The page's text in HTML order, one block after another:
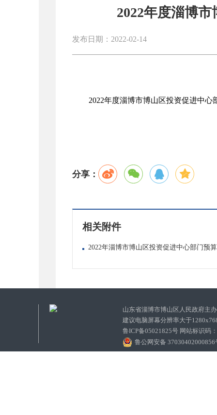
2022年度淄博
发布日期：2022-02-14
2022年度淄博市博山区投资促进中心
分享：
相关附件
2022年淄博市博山区投资促进中心部门预
山东省淄博市博山区人民政府
建议电脑屏幕分辨率大于
鲁ICP备05021825号 网站标识码
鲁公网安备 37030402000856